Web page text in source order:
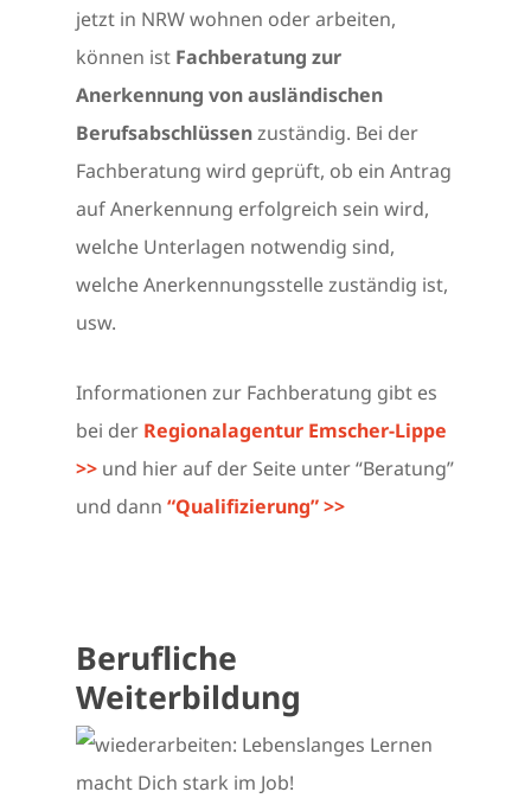
jetzt in NRW wohnen oder arbeiten,
können ist Fachberatung zur
Anerkennung von ausländischen
Berufsabschlüssenzuständig. Bei der
Fachberatung wird geprüft, ob ein Antrag
auf Anerkennung erfolgreich sein wird,
welche Unterlagen notwendig sind,
welche Anerkennungsstelle zuständig ist,
usw.
Informationen zur Fachberatung gibt es
bei der Regionalagentur Emscher-Lippe
>> und hier auf der Seite unter “Beratung”
und dann “Qualifizierung” >>
Berufliche
Weiterbildung